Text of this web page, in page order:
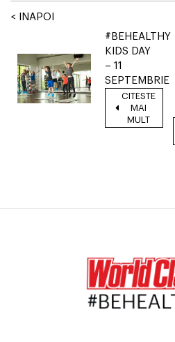
< INAPOI
#BEHEALTHY
KIDS DAY
– 11
SEPTEMBRIE
CITESTE
MAI
MULT